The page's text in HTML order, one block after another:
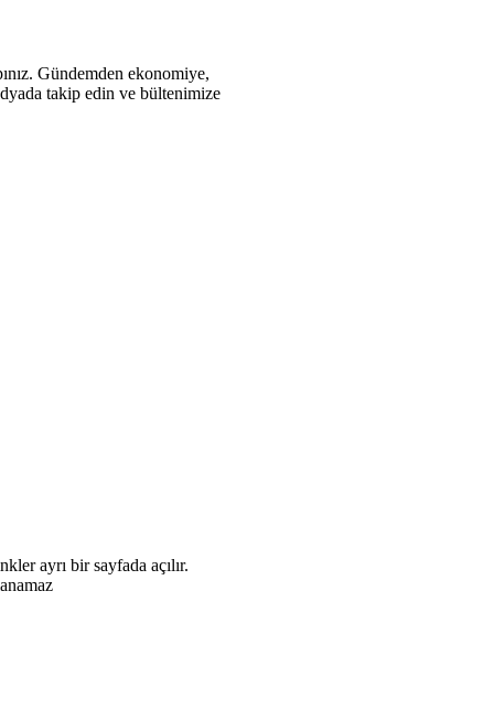
Gündemden ekonomiye,
takip edin ve bültenimize
ayrı bir sayfada açılır.